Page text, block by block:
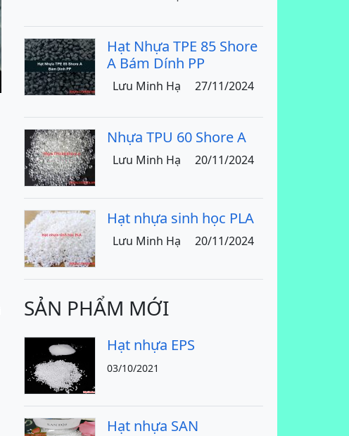
Hạt Nhựa TPE 85 Shore
A Bám Dính PP
Lưu Minh Hạ 27/11/2024
Nhựa TPU 60 Shore A
Lưu Minh Hạ 20/11/2024
Hạt nhựa sinh học PLA
Lưu Minh Hạ 20/11/2024
SẢN PHẨM MỚI
Hạt nhựa EPS
03/10/2021
Hạt nhựa SAN